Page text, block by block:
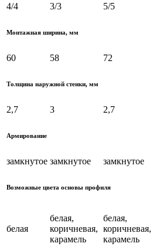
4/4 3/3 5/5
Монтажная ширина, мм
60 58 72
Толщина наружной стенки, мм
2,7 3 2,7
Армирование
замкнутое замкнутое замкнутое
Возможные цвета основы профиля
белая
белая,
коричневая,
карамель
белая,
коричневая,
карамель